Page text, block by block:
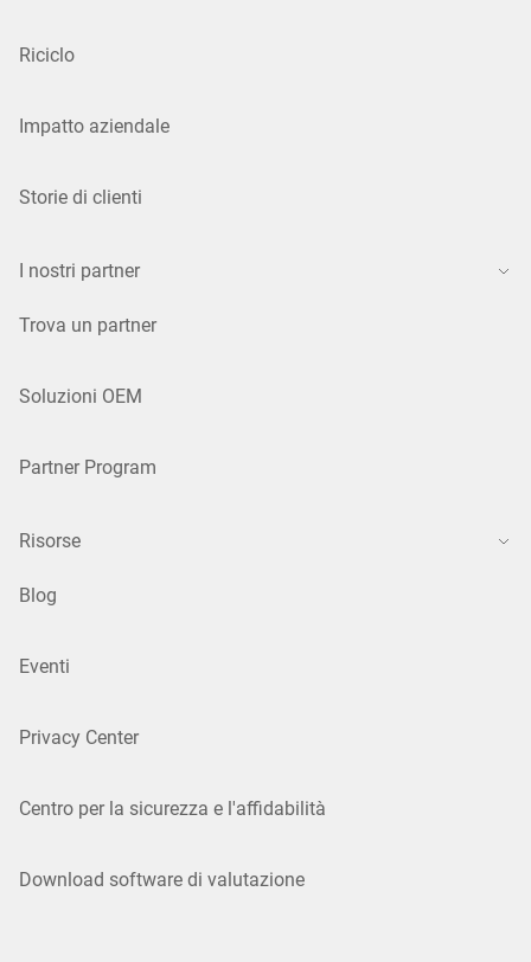
Riciclo
Impatto aziendale
Storie di clienti
I nostri partner
Trova un partner
Soluzioni OEM
Partner Program
Risorse
Blog
Eventi
Privacy Center
Centro per la sicurezza e l'affidabilità
Download software di valutazione